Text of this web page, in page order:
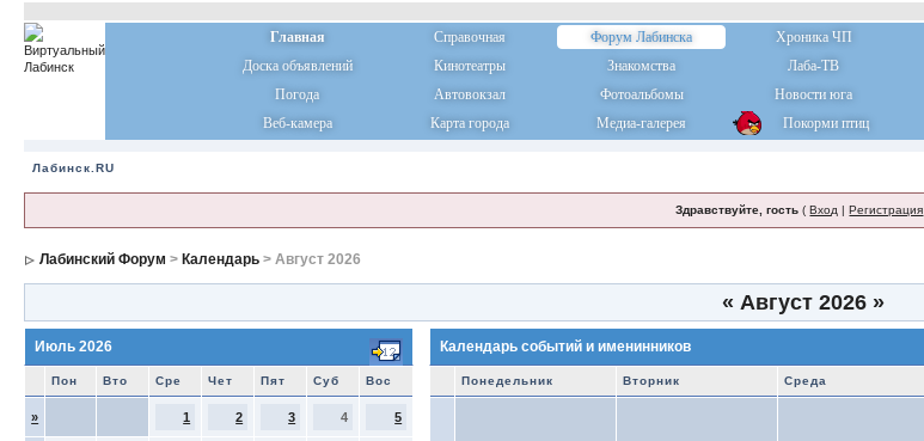
Главная Справочная Форум Лабинска
Хроника ЧП
Доска объявлений
Кинотеатры Знакомства
Лаба-ТВ
Погода
Автовокзал Фотоальбомы
Новости юга
Веб-камера
Карта города Медиа-галерея Покорми птиц
Лабинск.RU
Здравствуйте, гость (Вход |Регистрация
Лабинский Форум > Календарь > Август 2026
« Август 2026 »
Июль 2026
Пон Вто Сре Чет Пят Суб Вос
» 1 2 3 4 5
Календарь событий и именинников
Понедельник Вторник Среда